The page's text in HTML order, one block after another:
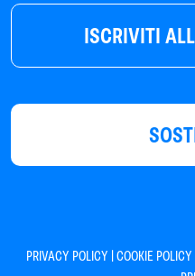
ISCRIVITI
PRIVACY POLICY |COOKIE POLICY